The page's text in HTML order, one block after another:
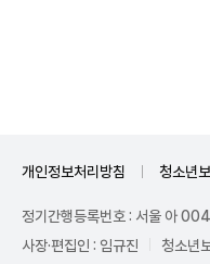
개인정보처리방침 청소년
정기간행등록번호 : 서울 아
사장·편집인 : 임규진
청소년